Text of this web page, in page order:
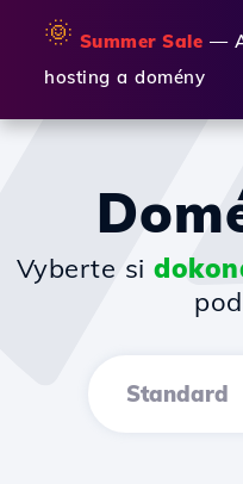
🌞 Summer Sale —
hosting a domény
Vyberte si
Standard